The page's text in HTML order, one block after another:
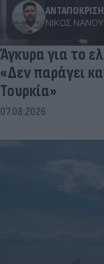
ΝΊΚΟΣ
Άγκυρα για το
«Δεν παράγει
Τουρκία»
07.08.2026